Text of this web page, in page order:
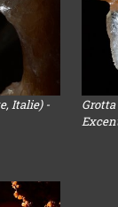
Italie) -